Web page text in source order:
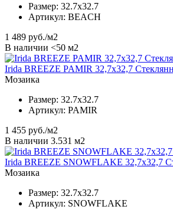
Размер: 32.7x32.7
Артикул: BEACH
1 489 руб./м2
В наличии <50 м2
Irida BREEZE PAMIR 32,7x32,7
Мозаика
Размер: 32.7x32.7
Артикул: PAMIR
1 455 руб./м2
В наличии 3.531 м2
Irida BREEZE SNOWFLAKE 32,7x32,7
Мозаика
Размер: 32.7x32.7
Артикул: SNOWFLAKE